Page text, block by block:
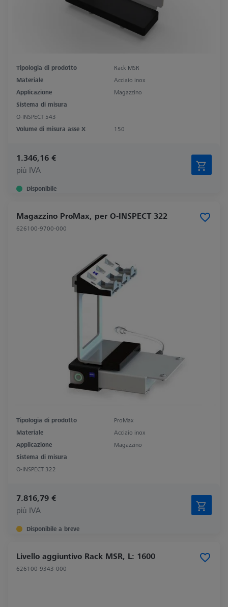
Tipologia di prodotto
Rack MSR
Materiale
Acciaio inox
Applicazione
Magazzino
Sistema di misura
O-INSPECT 543
Volume di misura asse X
150
1.346,16 €
più IVA
Disponibile
Magazzino ProMax, per O-INSPECT 322
626100-9700-000
Tipologia di prodotto
ProMax
Materiale
Acciaio inox
Applicazione
Magazzino
Sistema di misura
O-INSPECT 322
7.816,79 €
più IVA
Disponibile a breve
Livello aggiuntivo Rack MSR, L: 1600
626100-9343-000